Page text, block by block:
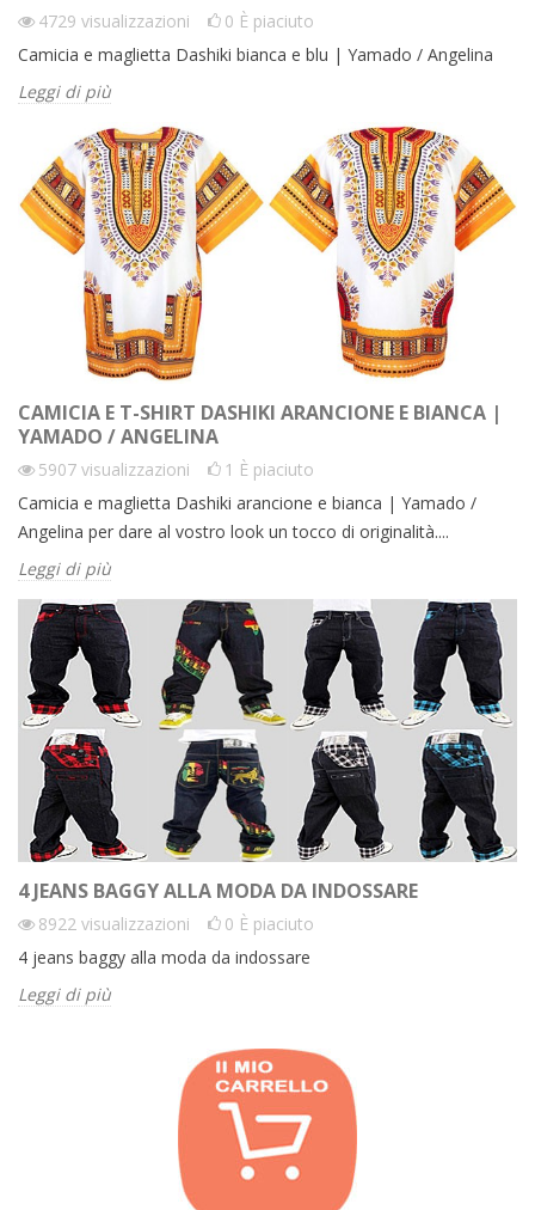
4729 visualizzazioni 0 È piaciuto
Camicia e maglietta Dashiki bianca e blu | Yamado / Angelina
Leggi di più
CAMICIA E T-SHIRT DASHIKI ARANCIONE E BIANCA |
YAMADO / ANGELINA
5907 visualizzazioni 1 È piaciuto
Camicia e maglietta Dashiki arancione e bianca | Yamado /
Angelina per dare al vostro look un tocco di originalità....
Leggi di più
4 JEANS BAGGY ALLA MODA DA INDOSSARE
8922 visualizzazioni 0 È piaciuto
4 jeans baggy alla moda da indossare
Leggi di più